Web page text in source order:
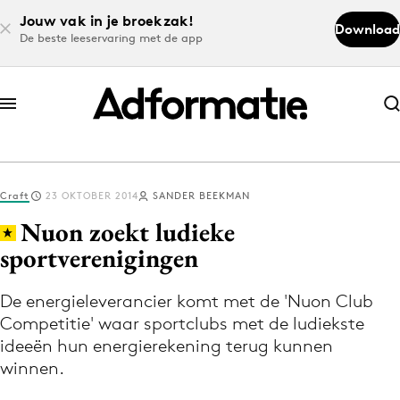
Jouw vak in je broekzak!
De beste leeservaring met de app
Download
Abonneer nu
Abonneer nu
Log in
Download de app
Volg het laatste nieuws via de Adformatie
Nieuws app
Craft 23 OKTOBER 2014 SANDER BEEKMAN
Nuon zoekt ludieke
sportverenigingen
De energieleverancier komt met de 'Nuon Club
Competitie' waar sportclubs met de ludiekste
ideeën hun energierekening terug kunnen
winnen.